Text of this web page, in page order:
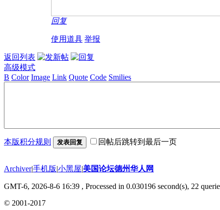
回复
使用道具 举报
返回列表
高级模式
B Color Image Link Quote Code Smilies
本版积分规则 发表回复 回帖后跳转到最后一页
Archiver|手机版|小黑屋|美国论坛德州华人网
GMT-6, 2026-8-6 16:39 , Processed in 0.030196 second(s), 22
© 2001-2017